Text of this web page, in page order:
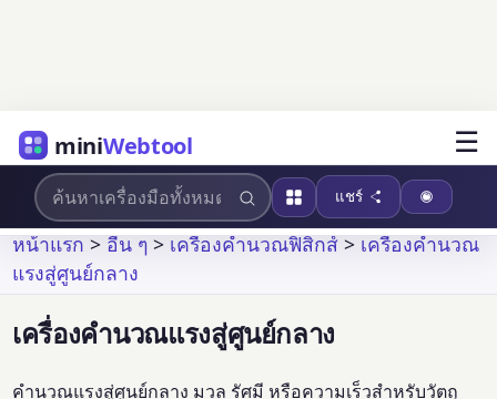
miniWebtool ☰
แชร์
หน้าแรก>อื่น ๆ>เครื่องคำนวณฟิสิกส์>เครื่องคำนวณ
แรงสู่ศูนย์กลาง
เครื่องคำนวณแรงสู่ศูนย์กลาง
คำนวณแรงสู่ศูนย์กลาง มวล รัศมี หรือความเร็วสำหรับวัตถุ